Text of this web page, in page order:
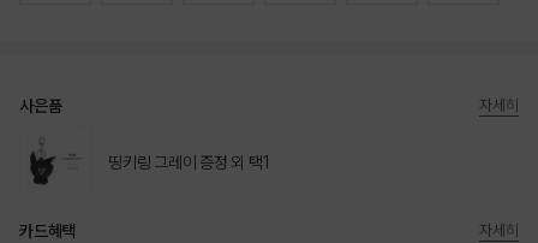
사은품
띵키링 그레이 증정 외 택1
자세히
카드혜택
자세히